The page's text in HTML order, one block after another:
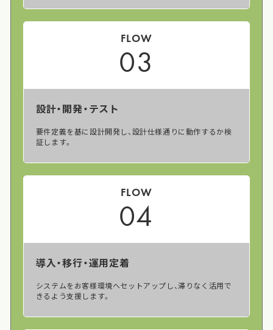
FLOW
03
設計・開発・テスト
要件定義を基に設計開発し、設計仕様通りに動作するか検
証します。
FLOW
04
導入・移行・運用定着
システムをお客様環境へセットアップし、滞りなく活用で
きるよう支援します。